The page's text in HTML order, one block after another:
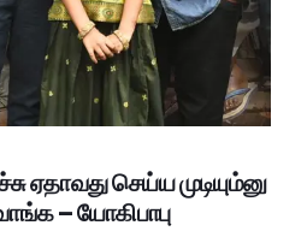
ஏதாவது செய்ய முடியும்னு
– யோகிபாபு